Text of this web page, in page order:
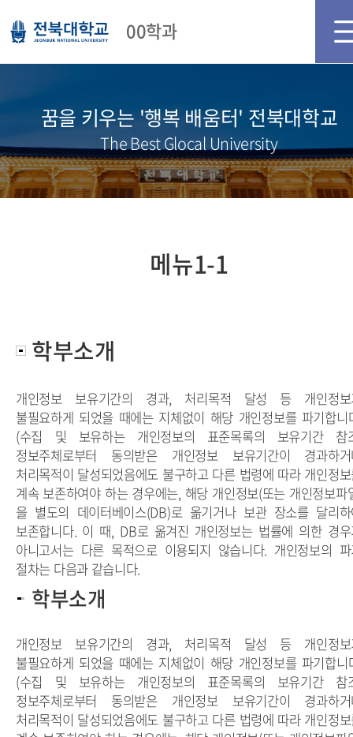
00학과
꿈을 키우는 '행복 배움터' 전북대학교
The Best Glocal University
메뉴1-1
학부소개
개인정보 보유기간의 경과, 처리목적 달성 등 개인정보
불필요하게 되었을 때에는 지체없이 해당 개인정보를 파기합니
(수집 및 보유하는 개인정보의 표준목록의 보유기간 참
정보주체로부터 동의받은 개인정보 보유기간이 경과하거
처리목적이 달성되었음에도 불구하고 다른 법령에 따라 개인정
계속 보존하여야 하는 경우에는, 해당 개인정보(또는 개인정보파
을 별도의 데이터베이스(DB)로 옮기거나 보관 장소를 달리
보존합니다. 이 때, DB로 옮겨진 개인정보는 법률에 의한 경
아니고서는 다른 목적으로 이용되지 않습니다. 개인정보의
절차는 다음과 같습니다.
학부소개
개인정보 보유기간의 경과, 처리목적 달성 등 개인정보
불필요하게 되었을 때에는 지체없이 해당 개인정보를 파기합니
(수집 및 보유하는 개인정보의 표준목록의 보유기간 참
정보주체로부터 동의받은 개인정보 보유기간이 경과하거
처리목적이 달성되었음에도 불구하고 다른 법령에 따라 개인정